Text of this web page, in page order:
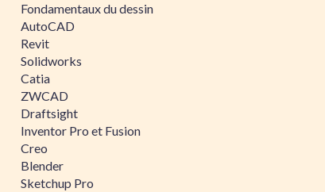
Fondamentaux du dessin
AutoCAD
Revit
Solidworks
Catia
ZWCAD
Draftsight
Inventor Pro et Fusion
Creo
Blender
Sketchup Pro